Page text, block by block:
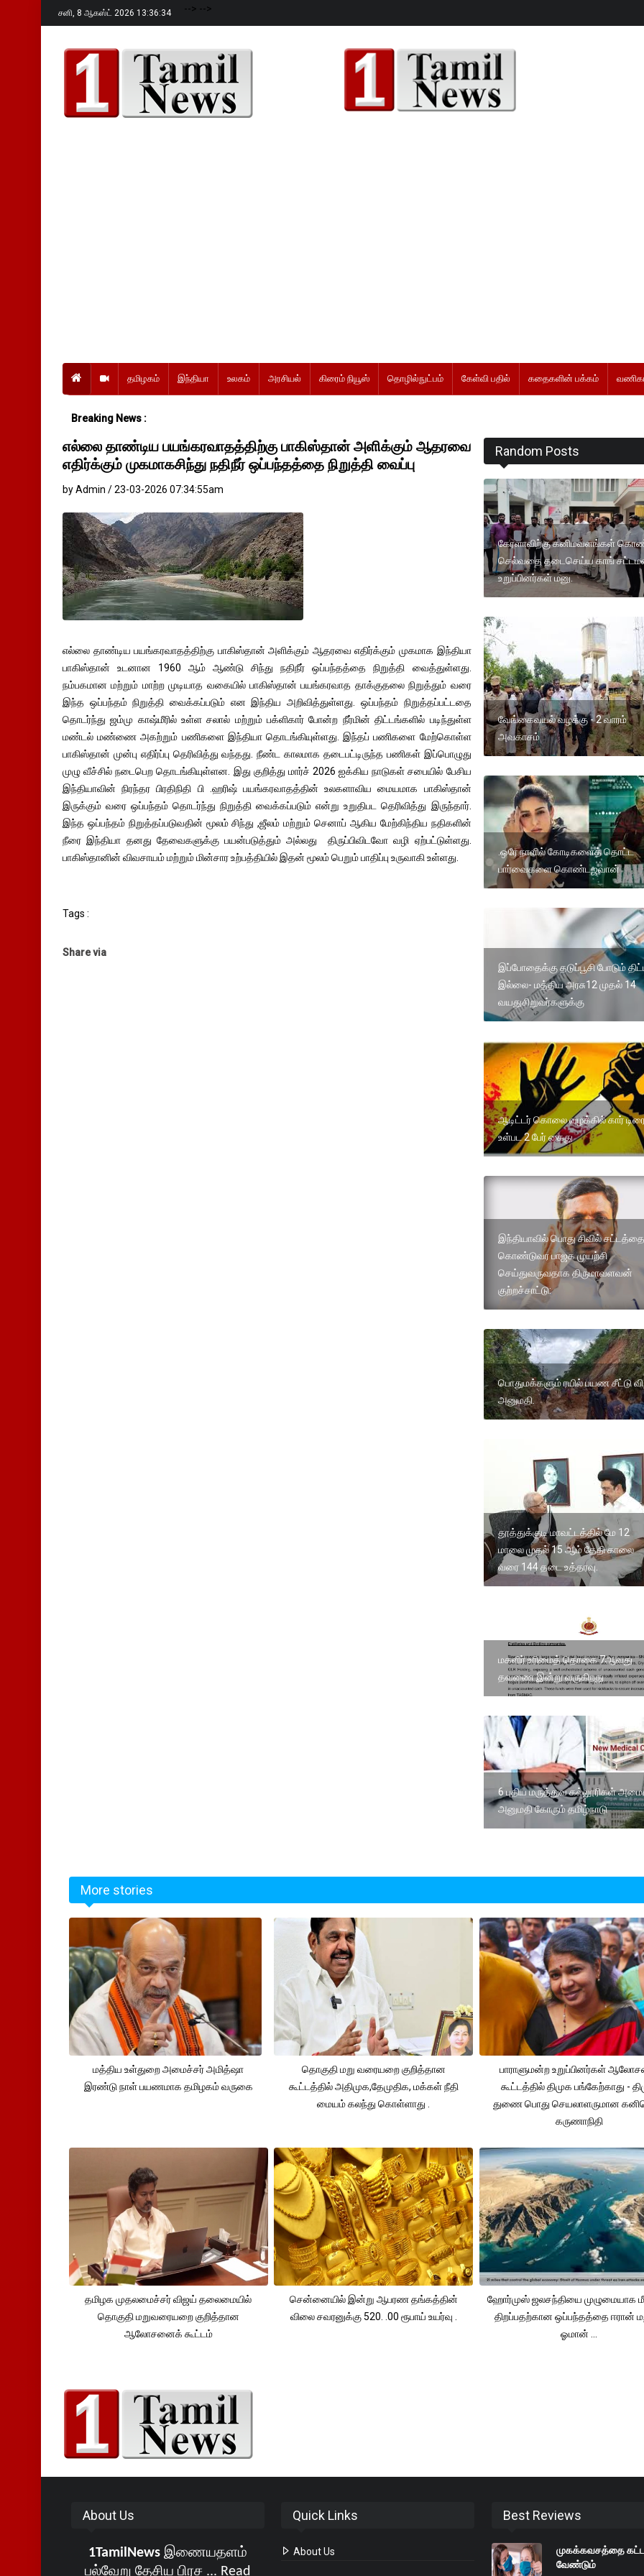
சனி, 8 ஆகஸ்ட் 2026 13:36:35 --> -->
தமிழகம் இந்தியா உலகம் அரசியல் கிரைம் நியூஸ் தொழில்நுட்பம் கேள்வி பதில் கதைகளின் பக்கம்
Breaking News :
எல்லை தாண்டிய பயங்கரவாதத்திற்கு பாகிஸ்தான் அளிக்கும் ஆதரவை
எதிர்க்கும் முகமாகசிந்து நதிநீர் ஒப்பந்தத்தை நிறுத்தி வைப்பு
by Admin / 23-03-2026 07:34:55am
எல்லை தாண்டிய பயங்கரவாதத்திற்கு பாகிஸ்தான் அளிக்கும் ஆதரவை எதிர்க்கும் முகமாக இந்தியா
பாகிஸ்தான் உடனான 1960 ஆம் ஆண்டு சிந்து நதிநீர் ஒப்பந்தத்தை நிறுத்தி வைத்துள்ளது.
நம்பகமான மற்றும் மாற்ற முடியாத வகையில் பாகிஸ்தான் பயங்கரவாத தாக்குதலை நிறுத்தும் வரை
இந்த ஒப்பந்தம் நிறுத்தி வைக்கப்படும் என இந்திய அறிவித்துள்ளது. ஒப்பந்தம் நிறுத்தப்பட்டதை
தொடர்ந்து ஜம்மு காஷ்மீரில் உள்ள சலால் மற்றும் பக்ளிகார் போன்ற நீர்மின் திட்டங்களில் படிந்துள்ள
மண்டல் மண்ணை அகற்றும் பணிகளை இந்தியா தொடங்கியுள்ளது. இந்தப் பணிகளை மேற்கொள்ள
பாகிஸ்தான் முன்பு எதிர்ப்பு தெரிவித்து வந்தது. நீண்ட காலமாக தடைபட்டிருந்த பணிகள் இப்பொழுது
முழு வீச்சில் நடைபெற தொடங்கியுள்ளன. இது குறித்து மார்ச் 2026 ஐக்கிய நாடுகள் சபையில் பேசிய
இந்தியாவின் நிரந்தர பிரதிநிதி பி .ஹரிஷ் பயங்கரவாதத்தின் உலகளாவிய மையமாக பாகிஸ்தான்
இருக்கும் வரை ஒப்பந்தம் தொடர்ந்து நிறுத்தி வைக்கப்படும் என்று உறுதிபட தெரிவித்து இருந்தார்.
இந்த ஒப்பந்தம் நிறுத்தப்படுவதின் மூலம் சிந்து ,ஜீலம் மற்றும் செனாப் ஆகிய மேற்கிந்திய நதிகளின்
நீரை இந்தியா தனது தேவைகளுக்கு பயன்படுத்தும் அல்லது திருப்பிவிடவோ வழி ஏற்பட்டுள்ளது.
பாகிஸ்தானின் விவசாயம் மற்றும் மின்சார உற்பத்தியில் இதன் மூலம் பெறும் பாதிப்பு உருவாகி உள்ளது.
Tags :
Share via
Random Posts
கேரளாவிற்கு கனிமவளங்கள்
செல்வதை தடைசெய்ய காங்
உறுப்பினர்கள் மனு.
வேங்கைவயல் வழக்கு - 2 வாரம்
அவகாசம்
.ஒரே நாளில் கோடிகளைத் தொட்ட
பார்வைகளை கொண்டஜவான்
இப்போதைக்கு தடுப்பூசி போடும்
இல்லை- மத்திய அரசு12 முதல் 14
வயதுசிறுவர்களுக்கு
ஆடிட்டர் கொலை வழக்கில் கார்
உள்பட 2 பேர் கைது
இந்தியாவில் பொது சிவில் சட்டத்தை
கொண்டுவர பாஜக முயற்சி
செய்துவருவதாக திருமாவளவன்
குற்றச்சாட்டு:
பொதுமக்களும் ரயில் பயண சீட்டு
அனுமதி.
தூத்துக்குடி மாவட்டத்தில் மே 12
மாலை முதல் 15 ஆம் தேதி காலை
வரை 144 தடை உத்தரவு.
மகளிர் உரிமைத் தொகை 7ஆவது
தவணை இன்று வருகிறது
6 புதிய மருத்துவ கல்லூரிகள்
அனுமதி கோரும் தமிழ்நாடு
More stories
மத்திய உள்துறை அமைச்சர் அமித்ஷா
இரண்டு நாள் பயணமாக தமிழகம் வருகை
தொகுதி மறு வரையறை குறித்தான
கூட்டத்தில் அதிமுக,தேமுதிக, மக்கள் நீதி
மையம் கலந்து கொள்ளாது .
பாராளுமன்ற உறுப்பினர்கள்
கூட்டத்தில் திமுக பங்கேற்காது -
துணை பொது செயலாளருமான
கருணாநிதி
தமிழக முதலமைச்சர் விஜய் தலைமையில்
தொகுதி மறுவரையறை குறித்தான
ஆலோசனைக் கூட்டம்
சென்னையில் இன்று ஆபரண தங்கத்தின்
விலை சவரனுக்கு 520. .00 ரூபாய் உயர்வு .
ஹோர்முஸ் ஜலசந்தியை முழுமையாக
திறப்பதற்கான ஒப்பந்தத்தை ஈரான்
ஓமான் ...
About Us
1TamilNewsஇணையதளம்
பல்வேறு தேசிய பிரச ... Read
Quick Links
About Us
Best Reviews
முகக்கவசத்தை
வேண்டும்